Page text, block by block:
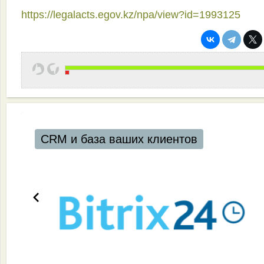
https://legalacts.egov.kz/npa/view?id=1993125
CRM и база ваших клиентов